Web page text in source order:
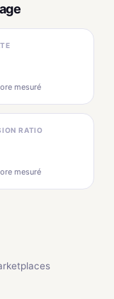
mesuré
RATIO
mesuré